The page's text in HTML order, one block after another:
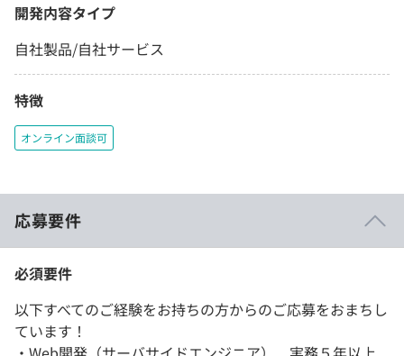
開発内容タイプ
自社製品/自社サービス
特徴
オンライン面談可
応募要件
必須要件
以下すべてのご経験をお持ちの方からのご応募をおまちし
ています！